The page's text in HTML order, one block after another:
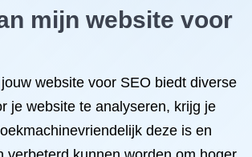
mijn website voor
website voor SEO biedt diverse
je website te analyseren, krijg je
deze is en